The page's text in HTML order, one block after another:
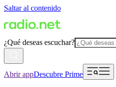
Saltar al contenido
¿Qué deseas escuchar?
Abrir appDescubre Prime